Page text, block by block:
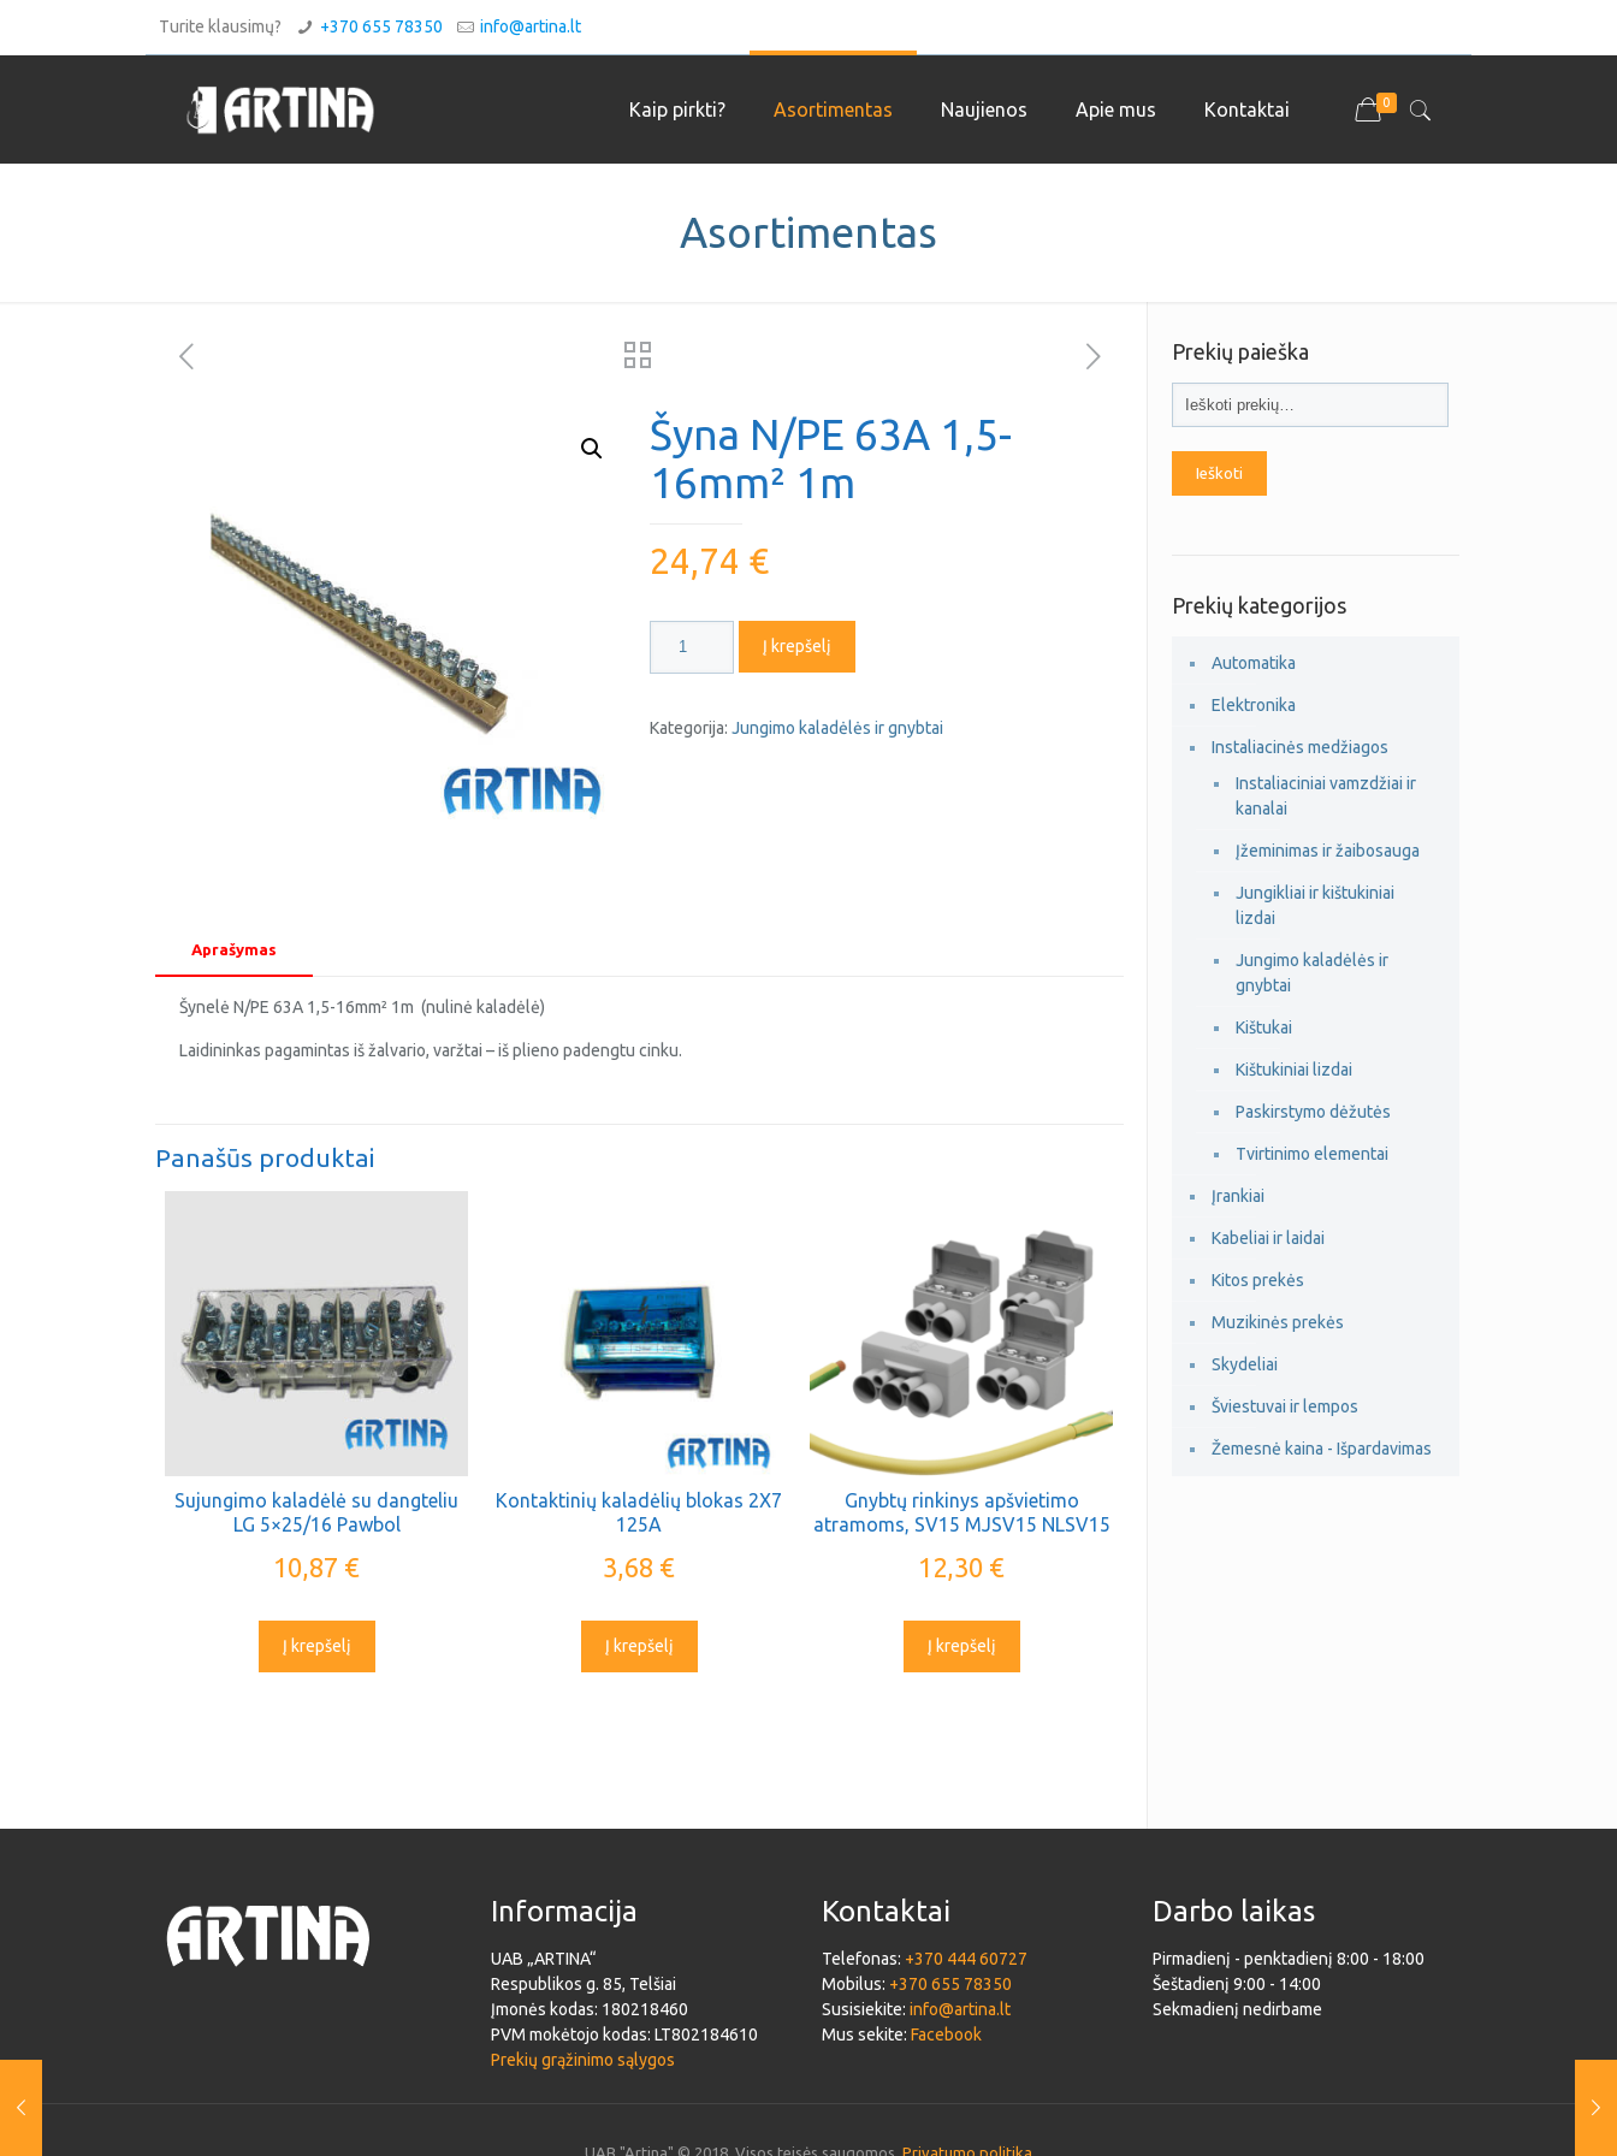
Turite klausimų? +370 655 78350 info@artina.lt
Kaip pirkti? Asortimentas Naujienos Apie mus Kontaktai 0
Asortimentas
Šyna N/PE 63A 1,5-
16mm² 1m
24,74 €
kiekis:
63A
Į krepšelį
Kategorija: Jungimo kaladėlės ir gnybtai
Aprašymas
Šynelė N/PE 63A 1,5-16mm² 1m (nulinė kaladėlė)
Laidininkas pagamintas iš žalvario, varžtai – iš plieno padengtu cinku.
Panašūs produktai
Sujungimo kaladėlė su dangteliu
LG 5×25/16 Pawbol
10,87 €
Į krepšelį
Kontaktinių kaladėlių blokas 2X7
125A
3,68 €
Į krepšelį
Gnybtų rinkinys apšvietimo
atramoms, SV15 MJSV15 NLSV15
12,30 €
Į krepšelį
Prekių paieška
Ieškoti
Prekių kategorijos
Automatika
Elektronika
Instaliacinės medžiagos
Instaliaciniai vamzdžiai ir
kanalai
Įžeminimas ir žaibosauga
Jungikliai ir kištukiniai
lizdai
Jungimo kaladėlės ir
gnybtai
Kištukai
Kištukiniai lizdai
Paskirstymo dėžutės
Tvirtinimo elementai
Įrankiai
Kabeliai ir laidai
Kitos prekės
Muzikinės prekės
Skydeliai
Šviestuvai ir lempos
Žemesnė kaina - Išpardavimas
Informacija
UAB „ARTINA“
Respublikos g. 85, Telšiai
Įmonės kodas: 180218460
PVM mokėtojo kodas: LT802184610
Prekių grąžinimo sąlygos
Kontaktai
Telefonas: +370 444 60727
Mobilus: +370 655 78350
Susisiekite: info@artina.lt
Mus sekite: Facebook
Darbo laikas
Pirmadienį - penktadienį 8:00 - 18:00
Šeštadienį 9:00 - 14:00
Sekmadienį nedirbame